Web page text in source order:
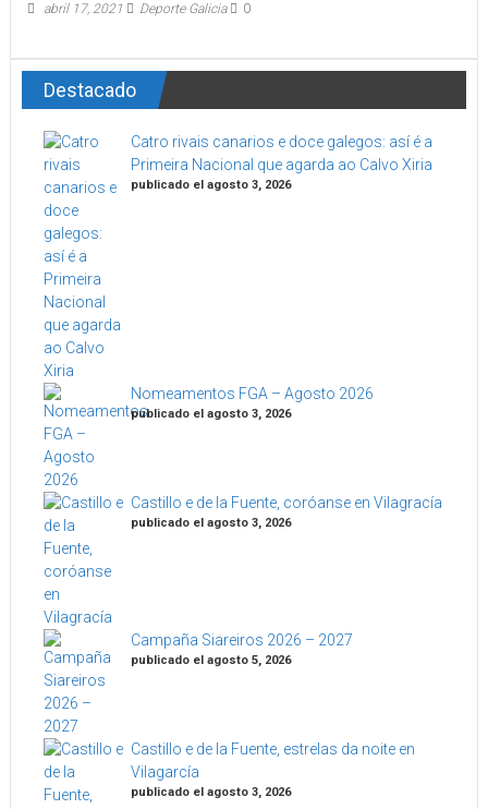
abril 17, 2021 Deporte Galicia 0
Destacado
Catro rivais canarios e doce galegos: así é a
Primeira Nacional que agarda ao Calvo Xiria
publicado el agosto 3, 2026
Nomeamentos FGA – Agosto 2026
publicado el agosto 3, 2026
Castillo e de la Fuente, coróanse en Vilagracía
publicado el agosto 3, 2026
Campaña Siareiros 2026 – 2027
publicado el agosto 5, 2026
Castillo e de la Fuente, estrelas da noite en
Vilagarcía
publicado el agosto 3, 2026